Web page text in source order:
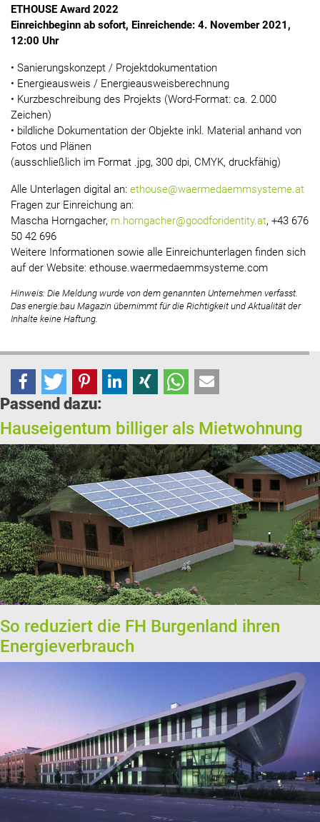
ETHOUSE Award 2022
Einreichbeginn ab sofort, Einreichende: 4. November 2021,
12:00 Uhr
• Sanierungskonzept / Projektdokumentation
• Energieausweis / Energieausweisberechnung
• Kurzbeschreibung des Projekts (Word-Format: ca. 2.000
Zeichen)
• bildliche Dokumentation der Objekte inkl. Material anhand von
Fotos und Plänen
(ausschließlich im Format .jpg, 300 dpi, CMYK, druckfähig)
Alle Unterlagen digital an: ethouse@waermedaemmsysteme.at
Fragen zur Einreichung an:
Mascha Horngacher, m.horngacher@goodforidentity.at, +43 676
50 42 696
Weitere Informationen sowie alle Einreichunterlagen finden sich
auf der Website: ethouse.waermedaemmsysteme.com
Hinweis: Die Meldung wurde von dem genannten Unternehmen verfasst.
Das energie:bau Magazin übernimmt für die Richtigkeit und Aktualität der
Inhalte keine Haftung.
Passend dazu:
Hauseigentum billiger als Mietwohnung
So reduziert die FH Burgenland ihren
Energieverbrauch